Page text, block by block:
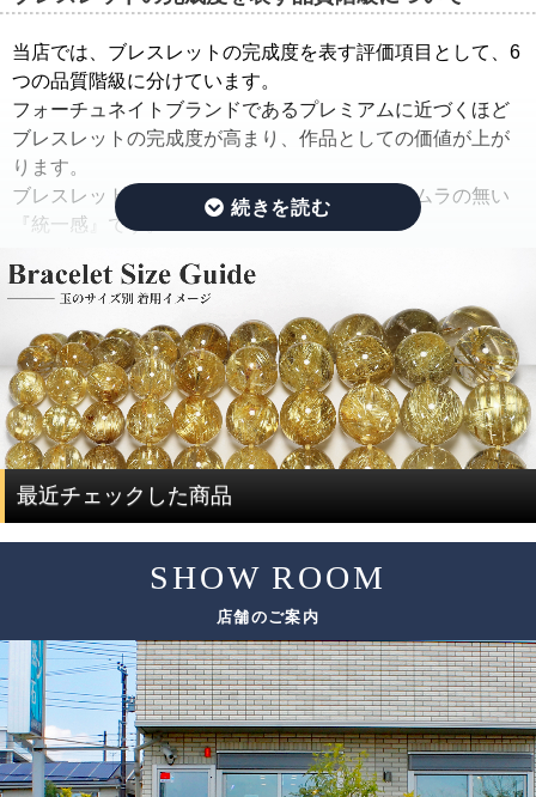
そこで当店では、ルチルクォーツブレスレットを仕入れた
ままの状態でご紹介するのではなく、手間ひまをかけた
「組み替え作業」を行っています。
この作業では、ルチルのタイプ(ルチルの入り方、ルチルの
太さ、ルチルの色味、ルチルの内包量)と、水晶の透明度を
できる限り揃えるように努めています。
限り取り除き、ブレスレットを組み直すことで、製品とし
ての品質を大幅に高めています。
通常、この組み替え作業を行うには、同じサイズ、同じ品
質のブレスレットを複数用意する必要があり、費用がかさ
んでしまい容易なことではありません。
ですが、ルチルクォーツに特化した専門店だからこそ、一
サイズ毎に本数も揃うことで、この組み替え作業を可能と
ただし、希少性の高いルチルクォーツは、仕入れのチャン
スも限られてしまうため、替えのビーズをご用意できない
場合がございます。
その場合は、ありのままの美しさをご紹介しております。
当店では、ブレスレットの完成度を表す評価項目として、6
つの品質階級に分けています。
フォーチュネイトブランドであるプレミアムに近づくほど
ブレスレットの完成度が高まり、作品としての価値が上が
ります。
ブレスレットの完成度を決める基準は、品質にムラの無い
『統一感』です。
その統一感とは何かをご説明したいと思います。
ルチルクォーツは、水晶にルチルが内包されている鉱物で
す。
ルチルクォーツを評価する際には、ルチルと水晶で分けて
評価する必要があります。
ルチルクォーツの評価は、「ルチル」「水晶」の2つの要素
で決まります。
基準となる評価ポイント
ルチル
色味
太さ
輝き方
入り方
水晶
色味
透明度
最近チェックした商品
SHOW ROOM
店舗のご案内